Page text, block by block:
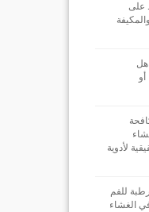
على
هل
لأدوية
للفم
الغشاء